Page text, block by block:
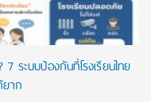
7 ระบบป้องกันที่โรงเรียนไทย
าก